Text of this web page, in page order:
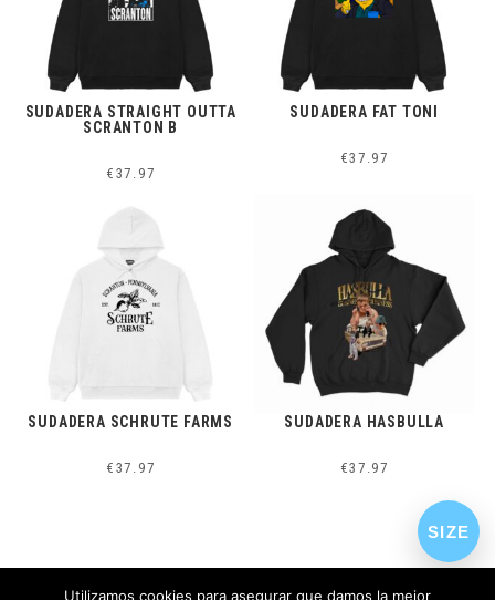
SUDADERA STRAIGHT OUTTA
SCRANTON B
€ 37.97
SUDADERA FAT TONI
€37.97
SUDADERA SCHRUTE FARMS
€ 37.97
SUDADERA HASBULLA
€37.97
SIZE
Utilizamos cookies para asegurar que damos la mejor